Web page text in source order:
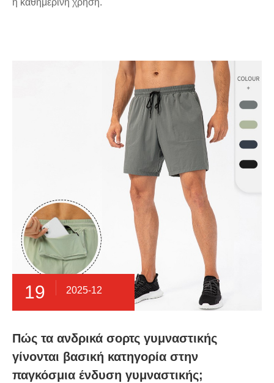
19 2025-12
Πώς τα ανδρικά σορτς γυμναστικής
γίνονται βασική κατηγορία στην
παγκόσμια ένδυση γυμναστικής;